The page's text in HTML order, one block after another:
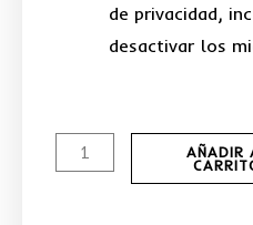
de privacidad,
desactivar los
Echo
Dot
AÑADIR